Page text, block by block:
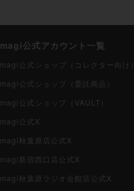
magi公式アカウント一覧
magi公式ショップ（コレクター向け）
magi公式ショップ（委託商品）
magi公式ショップ（VAULT）
magi公式X
magi秋葉原店公式X
magi新宿西口店公式X
magi秋葉原ラジオ会館店公式X